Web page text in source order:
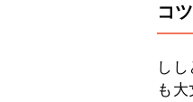
コ
し
も大